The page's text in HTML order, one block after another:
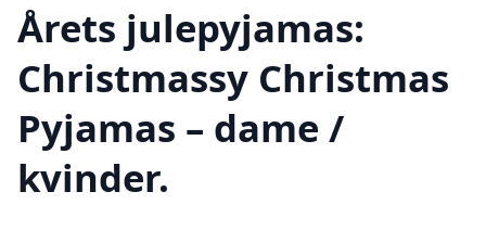
Årets julepyjamas:
Christmassy Christmas
Pyjamas – dame /
kvinder.